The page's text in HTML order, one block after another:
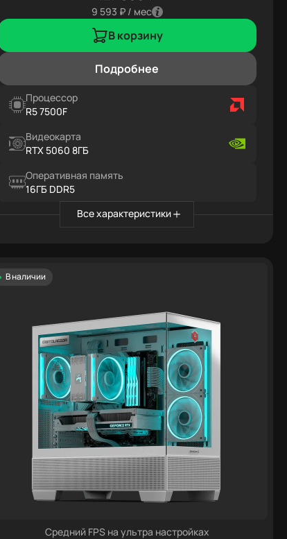
9 593 ₽ / мес
В корзину
Подробнее
Процессор
R5 7500F
Видеокарта
RTX 5060 8ГБ
Оперативная память
16ГБ DDR5
Все характеристики
В наличии
Средний FPS на ультра настройках